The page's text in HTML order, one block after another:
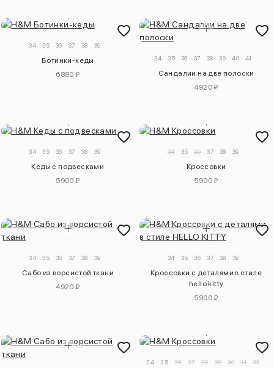
34 35 36 37 38 39
Ботинки-кеды
6880 ₽
34 35 36 37 38 39 40 41
Сандалии на две полоски
4920 ₽
34 35 36 37 38 39
Кеды с подвесками
5900 ₽
34 35 36 37 38 39
Кроссовки
5900 ₽
34 35 36 37 38 39
Сабо из ворсистой ткани
4920 ₽
34 35 36 37 38 39
Кроссовки с деталями в стиле
hello kitty
5900 ₽
24 25 26 27 28 29 30 31 32